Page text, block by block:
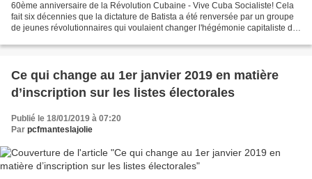
60ème anniversaire de la Révolution Cubaine - Vive Cuba Socialiste! Cela
fait six décennies que la dictature de Batista a été renversée par un groupe
de jeunes révolutionnaires qui voulaient changer l'hégémonie capitaliste de
Ce qui change au 1er janvier 2019 en matière
d’inscription sur les listes électorales
Publié le 18/01/2019 à 07:20
Par pcfmanteslajolie